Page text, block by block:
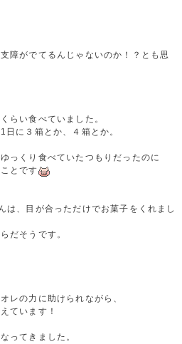
障がでてるんじゃないのか！？とも思
らい食べていました。
日に３箱とか、４箱とか。
っくり食べていたつもりだったのに
とです
は、目が合っただけでお菓子をくれまし
だそうです。
レの力に助けられながら、
ています！
ってきました。